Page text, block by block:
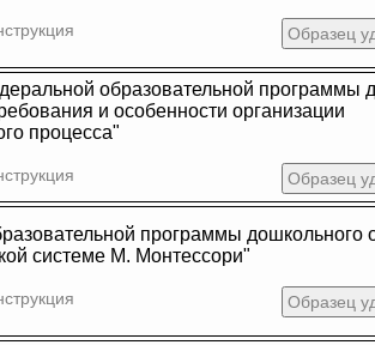
Образец
образовательной программы
и особенности организации
процесса"
Образец
программы дошкольного
системе М. Монтессори"
Образец